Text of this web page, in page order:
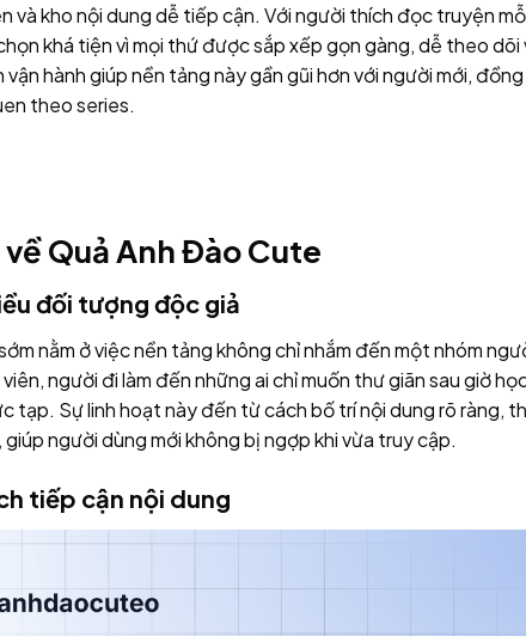
và kho nội dung dễ tiếp cận. Với người thích đọc truyện
khá tiện vì mọi thứ được sắp xếp gọn gàng, dễ theo
hành giúp nền tảng này gần gũi hơn với người mới,
theo series.
Quả Anh Đào Cute
đối tượng độc giả
nằm ở việc nền tảng không chỉ nhắm đến một nhóm
người đi làm đến những ai chỉ muốn thư giãn sau giờ
tạp. Sự linh hoạt này đến từ cách bố trí nội dung rõ ràng,
người dùng mới không bị ngợp khi vừa truy cập.
tiếp cận nội dung